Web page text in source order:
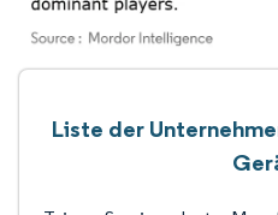
Liste der